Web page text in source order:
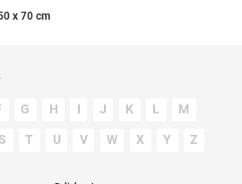
x 70 cm
G H I J K L M
T U V W X Y Z